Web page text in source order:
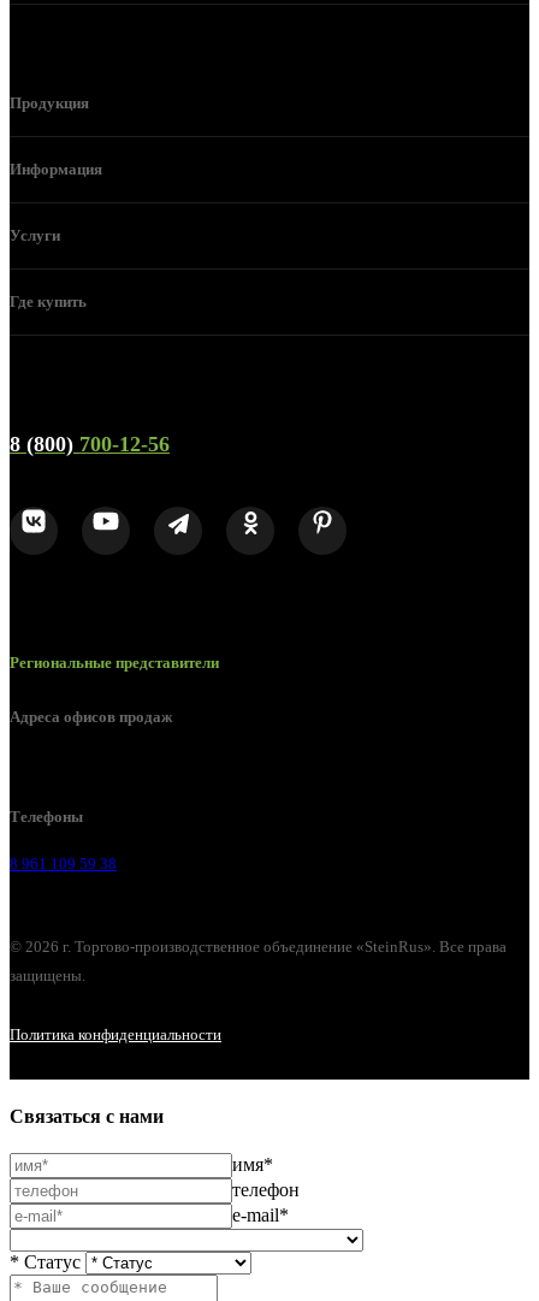
Продукция
Информация
Услуги
Где купить
8 (800) 700-12-56
Региональные представители
Адреса офисов продаж
Телефоны
8 961 109 59 38
© 2026 г. Торгово-производственное объединение «SteinRus». Все права
защищены.
Политика конфиденциальности
Связаться с нами
имя*
телефон
e-mail*
* Статус